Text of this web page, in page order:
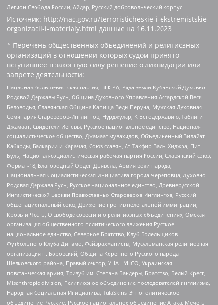
Легион Свобода России, Айдар, Русский добровольческий корпус
Источник: http://nac.gov.ru/terroristicheskie-i-ekstremistskie-
organizacii-i-materialy.html данные на 16.11.2023
* Перечень общественных объединений и религиозных
организаций в отношении которых судом принято
вступившее в законную силу решение о ликвидации или
запрете деятельности:
Национал-большевистская партия, ВЕК РА, Рада земли Кубанской Духовно
Родовой Державы Русь, Община Духовного Управления Асгардской Веси
Беловодья, Славянская Община Капища Веды Перуна, Мужская Духовная
Семинария Староверов-Инглингов, Нурджулар, К Богодержавию, Таблиги
Джамаат, Свидетели Иеговы, Русское национальное единство, Национал-
социалистическое общество, Джамаат мувахидов, Объединенный Вилайат
Кабарды, Балкарии и Карачая, Союз славян, Ат-Такфир Валь-Хиджра, Пит
Буль, Национал-социалистическая рабочая партия России, Славянский союз,
Формат-18, Благородный Орден Дьявола, Армия воли народа,
Национальная Социалистическая Инициатива города Череповца, Духовно-
Родовая Держава Русь, Русское национальное единство, Древнерусской
Инглистической церкви Православных Староверов-Инглингов, Русский
общенациональный союз, Движение против нелегальной иммиграции,
Кровь и Честь, О свободе совести и о религиозных объединениях, Омская
организация общественного политического движения Русское
национальное единство, Северное Братство, Клуб Болельщиков
Футбольного Клуба Динамо, Файзрахманисты, Мусульманская религиозная
организация п. Боровский, Община Коренного Русского народа
Щелковского района, Правый сектор, УНА - УНСО, Украинская
повстанческая армия, Тризуб им. Степана Бандеры, Братство, Белый Крест,
Misanthropic division, Религиозное объединение последователей инглиизма,
Народная Социальная Инициатива, TulaSkins, Этнополитическое
объединение Русские, Русское национальное объединение Атака, Мечеть